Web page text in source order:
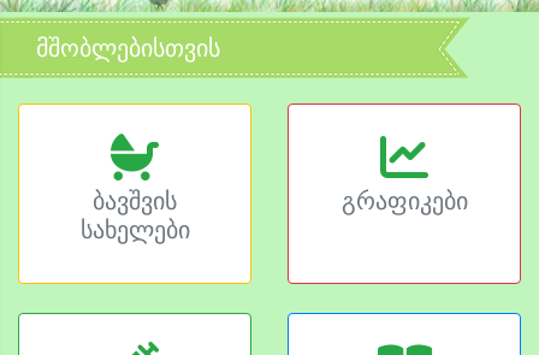
მშობლებისთვის
ბავშვის
სახელები
გრაფიკები